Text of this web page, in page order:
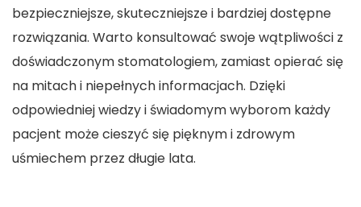
bezpieczniejsze, skuteczniejsze i bardziej dostępne
rozwiązania. Warto konsultować swoje wątpliwości z
doświadczonym stomatologiem, zamiast opierać się
na mitach i niepełnych informacjach. Dzięki
odpowiedniej wiedzy i świadomym wyborom każdy
pacjent może cieszyć się pięknym i zdrowym
uśmiechem przez długie lata.